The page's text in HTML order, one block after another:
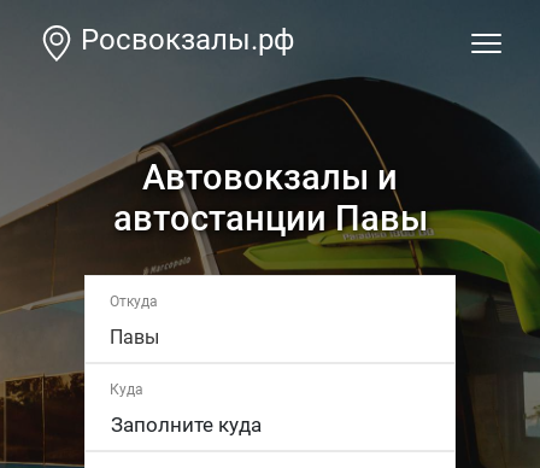
Росвокзалы.рф
Автовокзалы и
автостанции Павы
Откуда
Павы
Куда